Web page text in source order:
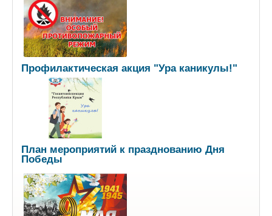
Профилактическая акция "Ура каникулы!"
План мероприятий к празднованию Дня
Победы